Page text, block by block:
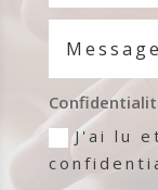
J'ai lu